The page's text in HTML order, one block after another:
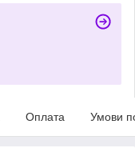
Оплата Умови